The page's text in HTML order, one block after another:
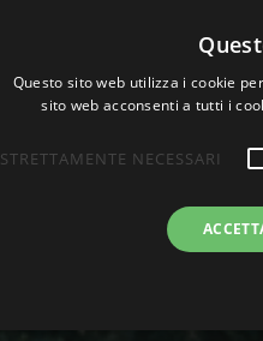
Questo sito web utilizza i cookie
sito web acconsenti a tutti i
STRETTAMENTE NECESSARI